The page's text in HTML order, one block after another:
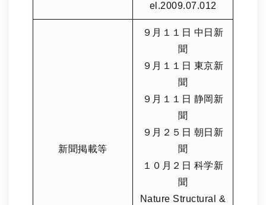
el.2009.07.012
新聞掲載等
９月１１日 中日新
聞
９月１１日 東京新
聞
９月１１日 静岡新
聞
９月２５日 朝日新
聞
１０月２日 科学新
聞
Nature Structural &